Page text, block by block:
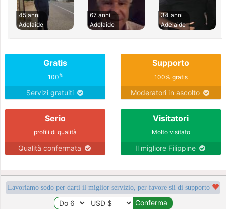
45 anni
Adelaide
67 anni
Adelaide
34 anni
Adelaide
Gratis
100%
Servizi gratuiti
Supporto
100% gratis
Moderatori in ascolto
Serio
profili di qualità
Qualità confermata
Visitatori
Molto visitato
Il migliore Filippine
Lavoriamo sodo per darti il miglior servizio, per favore sii di supporto